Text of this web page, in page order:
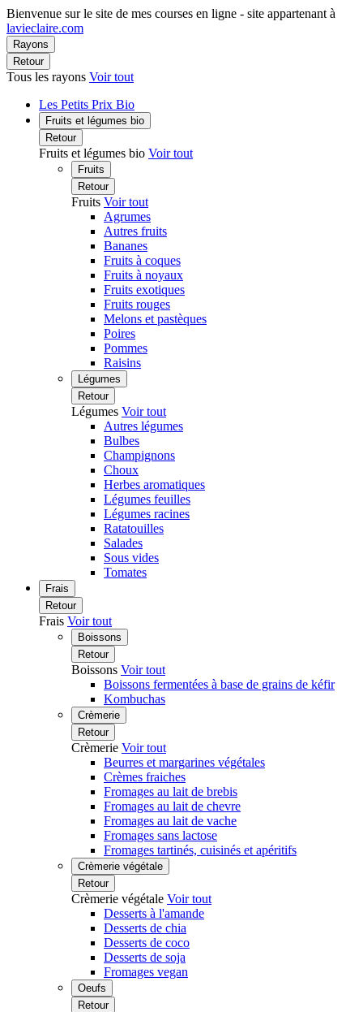
Bienvenue sur le site de mes courses en ligne - site appartenant à
lavieclaire.com
Rayons
Retour
Tous les rayons Voir tout
Les Petits Prix Bio
Fruits et légumes bio
Retour
Fruits et légumes bio Voir tout
Fruits
Retour
Fruits Voir tout
Agrumes
Autres fruits
Bananes
Fruits à coques
Fruits à noyaux
Fruits exotiques
Fruits rouges
Melons et pastèques
Poires
Pommes
Raisins
Légumes
Retour
Légumes Voir tout
Autres légumes
Bulbes
Champignons
Choux
Herbes aromatiques
Légumes feuilles
Légumes racines
Ratatouilles
Salades
Sous vides
Tomates
Frais
Retour
Frais Voir tout
Boissons
Retour
Boissons Voir tout
Boissons fermentées à base de grains de kéfir
Kombuchas
Crèmerie
Retour
Crèmerie Voir tout
Beurres et margarines végétales
Crèmes fraiches
Fromages au lait de brebis
Fromages au lait de chevre
Fromages au lait de vache
Fromages sans lactose
Fromages tartinés, cuisinés et apéritifs
Crèmerie végétale
Retour
Crèmerie végétale Voir tout
Desserts à l'amande
Desserts de chia
Desserts de coco
Desserts de soja
Fromages vegan
Oeufs
Retour